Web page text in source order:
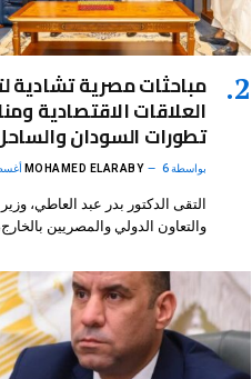
مباحثات مصرية تشادية
العلاقات الاقتصادية
تطورات السودان
بواسطة MOHAMED ELARABY 6 أغسطس، 2026
التقى الدكتور بدر عبد العاطي،
والتعاون الدولي والمصريين